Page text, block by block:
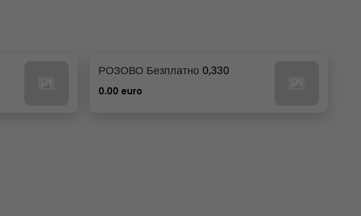
РОЗОВО Безплатно 0,330
0.00 euro